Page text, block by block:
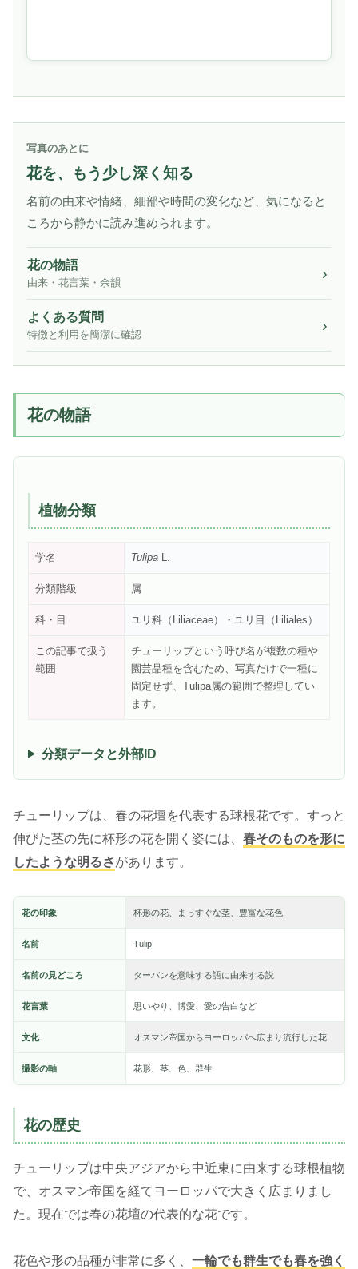
写真のあとに
花を、もう少し深く知る
名前の由来や情緒、細部や時間の変化など、気になると
ころから静かに読み進められます。
花の物語
由来・花言葉・余韻
よくある質問
特徴と利用を簡潔に確認
花の物語
植物分類
学名 Tulipa
分類階級 属
科・目 ユリ科（Liliaceae）・ユリ目（Liliales）
この記事で扱う
範囲
チューリップという呼び名が複数の種や
園芸品種を含むため、写真だけで一種に
固定せず、Tulipa属の範囲で整理してい
ます。
分類データと外部ID
チューリップは、春の花壇を代表する球根花です。すっと
伸びた茎の先に杯形の花を開く姿には、 春そのものを形に
したような明るさがあります。
花の印象 杯形の花、まっすぐな茎、豊富な花色
名前 Tulip
名前の見どころ ターバンを意味する語に由来する説
花言葉 思いやり、博愛、愛の告白など
文化 オスマン帝国からヨーロッパへ広まり流行した花
撮影の軸 花形、茎、色、群生
花の歴史
チューリップは中央アジアから中近東に由来する球根植物
で、オスマン帝国を経てヨーロッパで大きく広まりまし
た。現在では春の花壇の代表的な花です。
花色や形の品種が非常に多く、 一輪でも群生でも春を強く